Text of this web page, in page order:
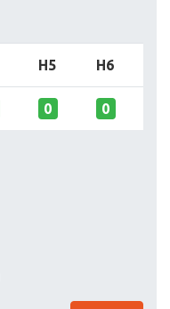
H5 H6
0 0